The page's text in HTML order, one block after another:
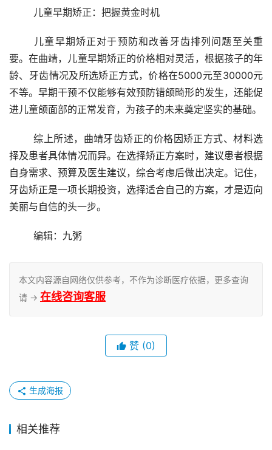
	儿童早期矫正：把握黄金时机
要。在曲靖，儿童早期矫正的价格相对灵活，根据孩子的年
龄、牙齿情况及所选矫正方式，价格在5000元至30000元
不等。早期干预不仅能够有效预防错颌畸形的发生，还能促
进儿童颌面部的正常发育，为孩子的未来奠定坚实的基础。
	综上所述，曲靖牙齿矫正的价格因矫正方式、材料选
择及患者具体情况而异。在选择矫正方案时，建议患者根据
自身需求、预算及医生建议，综合考虑后做出决定。记住，
牙齿矫正是一项长期投资，选择适合自己的方案，才是迈向
美丽与自信的头一步。
	编辑：九粥
本文内容源自网络仅供参考，不作为诊断医疗依据，更多查询
请 → 在线咨询客服
赞 (0)
生成海报
相关推荐